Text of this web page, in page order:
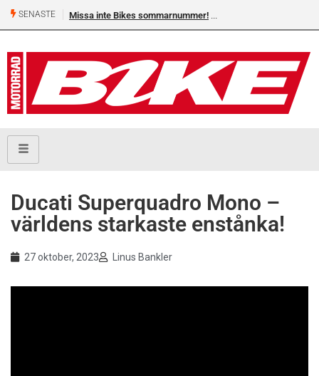
SENASTE Missa inte Bikes sommarnummer!
Ducati Superquadro Mono –
världens starkaste enstånka!
27 oktober, 2023 Linus Bankler